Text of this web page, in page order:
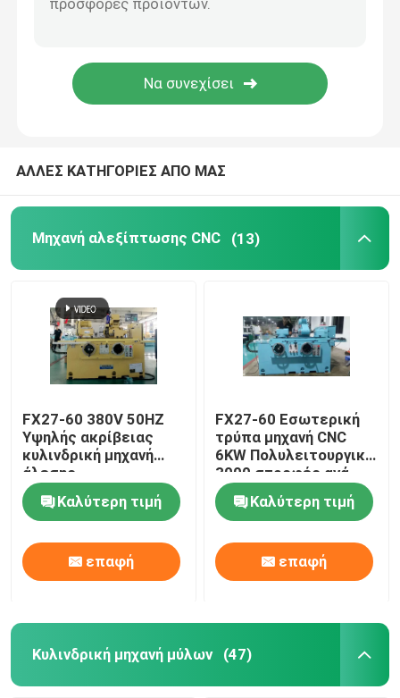
Μηχανή άλεσης ακροβολέα
Μηχανή CNC με γκάντρα
Μηχανή άλεσης Step Down
ΑΛΛΕΣ ΚΑΤΗΓΟΡΙΕΣ ΑΠΟ ΜΑΣ
Μηχανή αλεξίπτωσης CNC (13)
FX27-60 380V 50HZ
Υψηλής ακρίβειας
κυλινδρική μηχανή
άλεσης
Καλύτερη τιμή
επαφή
FX27-60 Εσωτερική
τρύπα μηχανή CNC
6KW Πολυλειτουργική
3000 στροφές ανά
λεπτό
Καλύτερη τιμή
επαφή
Κυλινδρική μηχανή μύλων (47)